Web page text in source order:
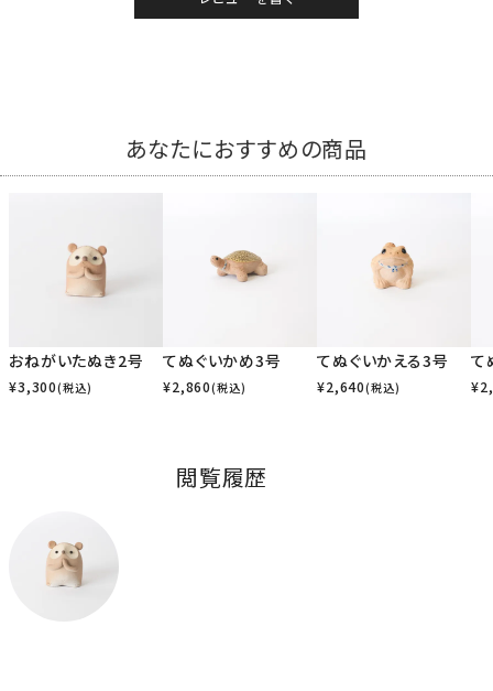
あなたにおすすめの商品
おねがいたぬき2号
¥3,300(税込)
てぬぐいかめ3号
¥2,860(税込)
てぬぐいかえる3号
¥2,640(税込)
て
¥
閲覧履歴